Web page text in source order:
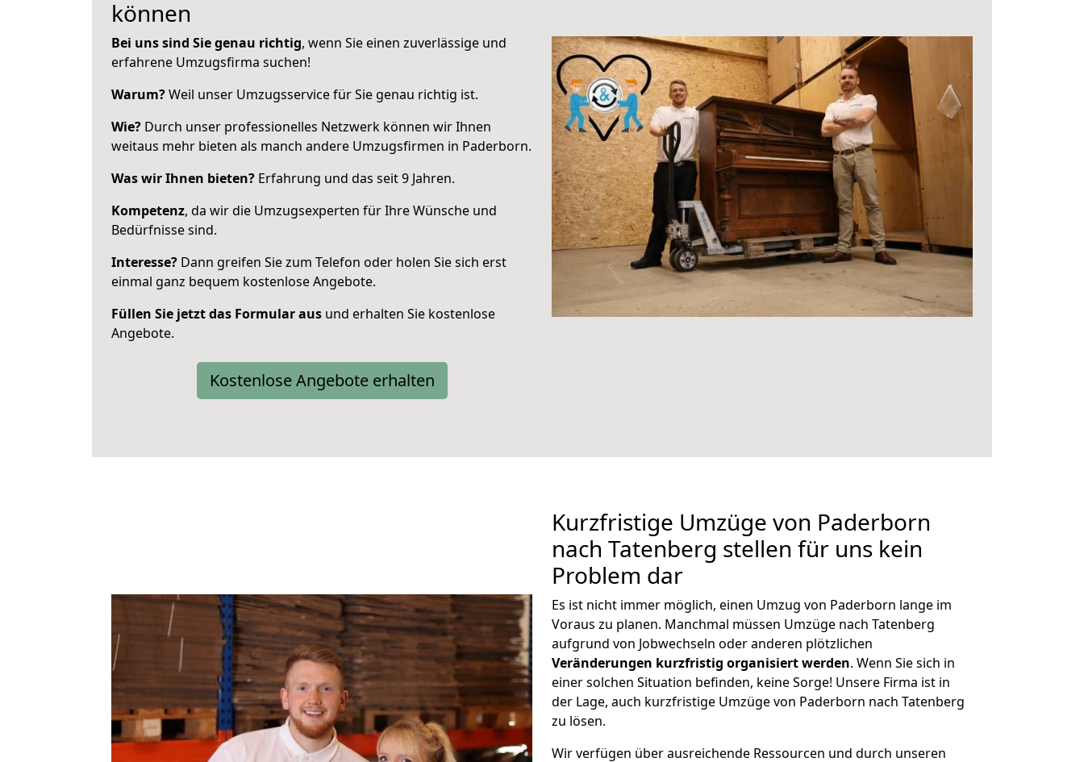
können
Bei uns sind Sie genau richtig, wenn Sie einen zuverlässige und
erfahrene Umzugsfirma suchen!
Warum?Weil unser Umzugsservice für Sie genau richtig ist.
Wie? Durch unser professionelles Netzwerk können wir Ihnen
weitaus mehr bieten als manch andere Umzugsfirmen in Paderborn.
Was wir Ihnen bieten? Erfahrung und das seit 9 Jahren.
Kompetenz, da wir die Umzugsexperten für Ihre Wünsche und
Bedürfnisse sind.
Interesse? Dann greifen Sie zum Telefon oder holen Sie sich erst
einmal ganz bequem kostenlose Angebote.
Füllen Sie jetzt das Formular aus und erhalten Sie kostenlose
Angebote.
Kostenlose Angebote erhalten
Kurzfristige Umzüge von Paderborn
nach Tatenberg stellen für uns kein
Problem dar
Es ist nicht immer möglich, einen Umzug von Paderborn lange im
Voraus zu planen. Manchmal müssen Umzüge nach Tatenberg
aufgrund von Jobwechseln oder anderen plötzlichen
Veränderungen kurzfristig organisiert werden. Wenn Sie sich in
einer solchen Situation befinden, keine Sorge! Unsere Firma ist in
der Lage, auch kurzfristige Umzüge von Paderborn nach Tatenberg
zu lösen.
Wir verfügen über ausreichende Ressourcen und durch unseren